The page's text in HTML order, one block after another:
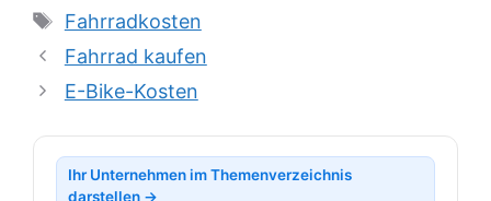
Schlagwörter
Fahrradkosten
Fahrrad kaufen
E-Bike-Kosten
Ihr Unternehmen im Themenverzeichnis
darstellen →